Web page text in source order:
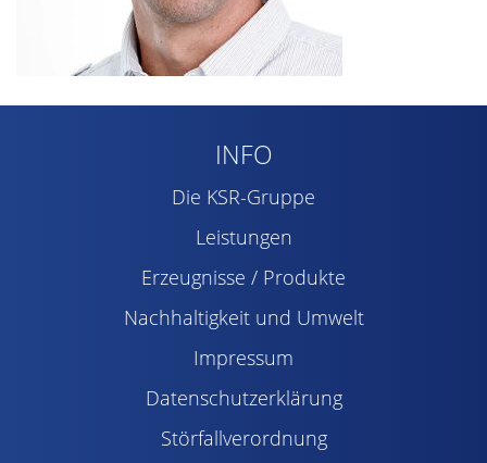
INFO
Die KSR-Gruppe
Leistungen
Erzeugnisse / Produkte
Nachhaltigkeit und Umwelt
Impressum
Datenschutzerklärung
Störfallverordnung